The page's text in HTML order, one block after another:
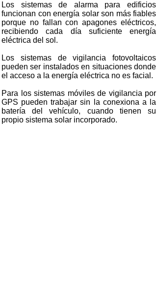
Los sistemas de alarma para edificios
funcionan con energía solar son más fiables
porque no fallan con apagones eléctricos,
recibiendo cada día suficiente energía
eléctrica del sol.
Los sistemas de vigilancia fotovoltaicos
pueden ser instalados en situaciones donde
el acceso a la energía eléctrica no es facial.
Para los sistemas móviles de vigilancia por
GPS pueden trabajar sin la conexiona a la
batería del vehículo, cuando tienen su
propio sistema solar incorporado.